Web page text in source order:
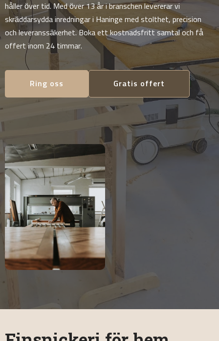
håller över tid. Med över 13 år i branschen levererar vi
skräddarsydda inredningar i Haninge med stolthet, precision
och leveranssäkerhet. Boka ett kostnadsfritt samtal och få
offert inom 24 timmar.
Ring oss Gratis offert